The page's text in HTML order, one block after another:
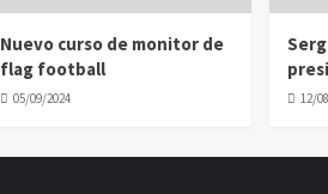
Nuevo curso de monitor de
flag football
05/09/2024 12/